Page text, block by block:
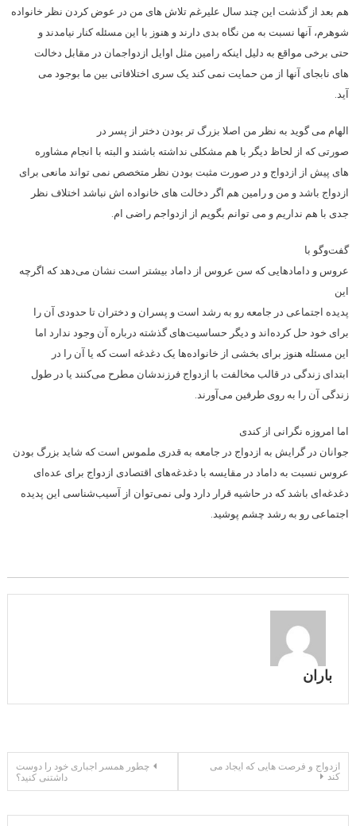
هم بعد از گذشت این چند سال علیرغم تلاش های من در عوض کردن نظر خانواده
شوهرم، آنها نسبت به من نگاه بدی دارند و هنوز با این مسئله کنار نیامدند و
حتی برخی مواقع به دلیل اینکه رامین مثل اوایل ازدواجمان در مقابل دخالت
های نابجای آنها از من حمایت نمی کند یک سری اختلافاتی بین ما بوجود می
آید.
الهام می گوید به نظر من اصلا بزرگ تر بودن دختر از پسر در
صورتی که از لحاظ دیگر با هم مشکلی نداشته باشند و البته با انجام مشاوره
های پیش از ازدواج و در صورت مثبت بودن نظر متخصص نمی تواند مانعی برای
ازدواج باشد و من و رامین هم اگر دخالت های خانواده اش نباشد اختلاف نظر
جدی با هم نداریم و می توانم بگویم از ازدواجم راضی ام.
گفت‌وگو با
عروس و دامادهایی که سن عروس از داماد بیشتر است نشان می‌دهد که اگرچه
این
پدیده اجتماعی در جامعه رو به رشد است و پسران و دختران تا حدودی آن را
برای خود حل کرده‌اند و دیگر حساسیت‌های گذشته درباره آن وجود ندارد اما
این مسئله هنوز برای بخشی از خانواده‌ها یک دغدغه است که یا آن را در
ابتدای زندگی در قالب مخالفت با ازدواج فرزندشان مطرح می‌کنند یا در طول
زندگی آن را به روی طرفین می‌آورند.
اما امروزه نگرانی از کندی
جوانان در گرایش به ازدواج در جامعه به قدری ملموس است که شاید بزرگ بودن
عروس نسبت به داماد در مقایسه با دغدغه‌های اقتصادی ازدواج برای عده‌ای
دغدغه‌ای باشد که در حاشیه قرار دارد ولی نمی‌توان از آسیب‌شناسی این پدیده
اجتماعی رو به رشد چشم پوشید.
باران
راهبری
چطور همسر اجباری خود را دوست
داشتنی کنید؟
ازدواج و فرصت هایی که ایجاد می
کند